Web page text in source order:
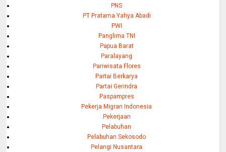
PNS
PT Pratama Yahya Abadi
PWI
Panglima TNI
Papua Barat
Paralayang
Pariwisata Flores
Partai Berkarya
Partai Gerindra
Paspampres
Pekerja Migran Indonesia
Pekerjaan
Pelabuhan
Pelabuhan Sekosodo
Pelangi Nusantara